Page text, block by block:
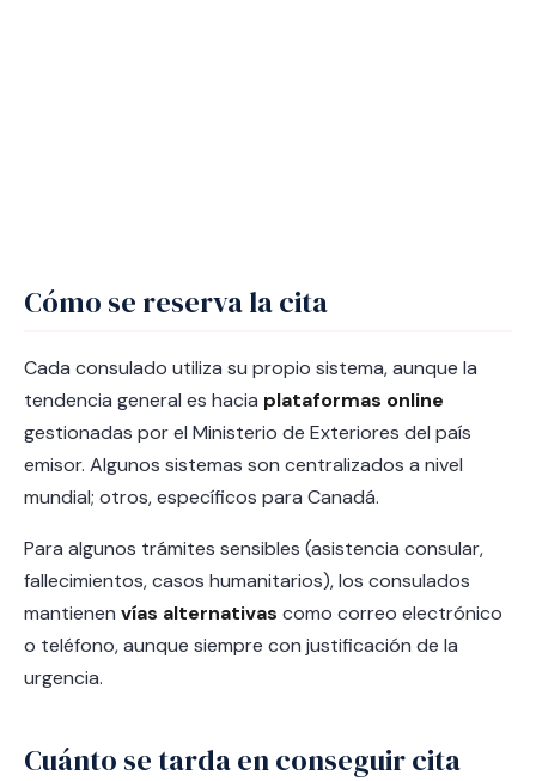
Cómo se reserva la cita
Cada consulado utiliza su propio sistema, aunque la
tendencia general es hacia plataformas online
gestionadas por el Ministerio de Exteriores del país
emisor. Algunos sistemas son centralizados a nivel
mundial; otros, específicos para Canadá.
Para algunos trámites sensibles (asistencia consular,
fallecimientos, casos humanitarios), los consulados
mantienen vías alternativas como correo electrónico
o teléfono, aunque siempre con justificación de la
urgencia.
Cuánto se tarda en conseguir cita